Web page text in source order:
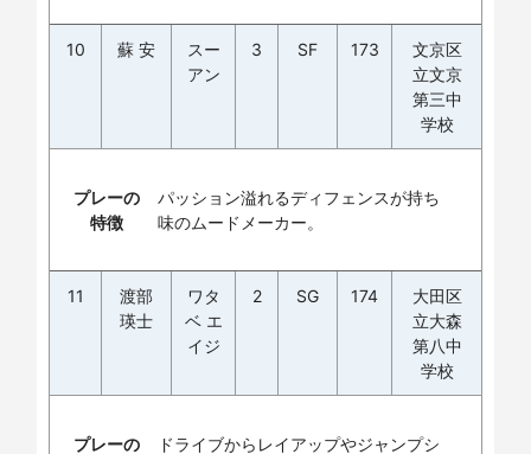
10 蘇 安
スー
アン
3 SF 173
文京区
立文京
第三中
学校
プレーの
特徴
パッション溢れるディフェンスが持ち
味のムードメーカー。
11
渡部
瑛士
ワタ
ベ エ
イジ
2 SG 174
大田区
立大森
第八中
学校
プレーの
ドライブからレイアップやジャンプシ